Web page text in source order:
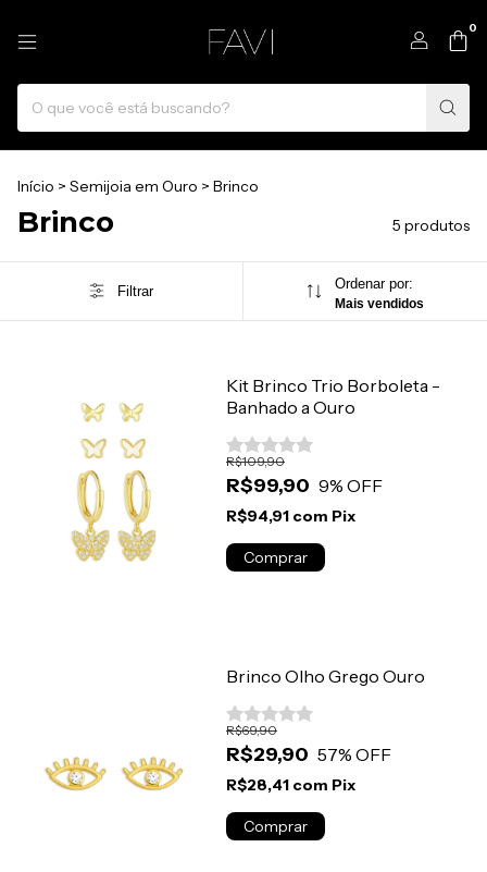
0
Início > Semijoia em Ouro > Brinco
Brinco 5 produtos
Filtrar Ordenar por:
Mais vendidos
Kit Brinco Trio Borboleta -
Banhado a Ouro
R$99,90
R$109,90
9% OFF
R$94,91 com Pix
Brinco Olho Grego Ouro
R$29,90
R$69,90
57% OFF
R$28,41 com Pix